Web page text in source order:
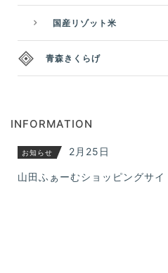
国産リゾット米
青森きくらげ
INFORMATION
お知らせ 2月25日
山田ふぁーむショッピングサイ